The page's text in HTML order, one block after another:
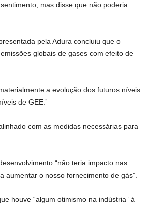
mas disse que não poderia
pela Adura concluiu que o
globais de gases com efeito de
a evolução dos futuros níveis
de GEE.’
com as medidas necessárias para
“não teria impacto nas
o nosso fornecimento de gás”.
houve “algum otimismo na indústria” à